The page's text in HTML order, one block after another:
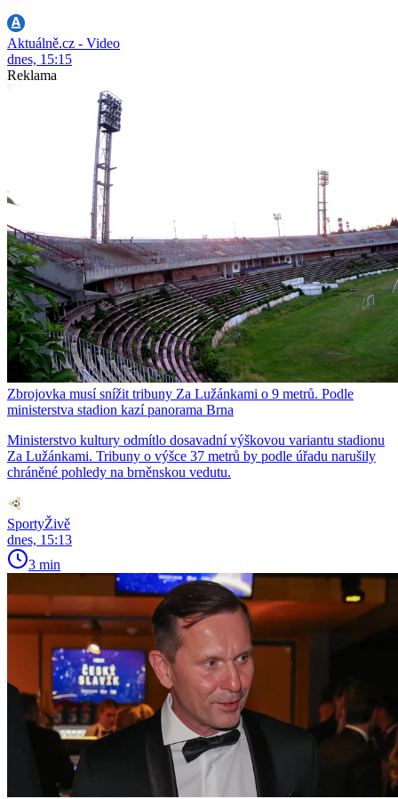
Aktuálně.cz - Video
dnes, 15:15
Reklama
Zbrojovka musí snížit tribuny Za Lužánkami o 9 metrů. Podle
ministerstva stadion kazí panorama Brna
Ministerstvo kultury odmítlo dosavadní výškovou variantu stadionu
Za Lužánkami. Tribuny o výšce 37 metrů by podle úřadu narušily
chráněné pohledy na brněnskou vedutu.
SportyŽivě
dnes, 15:13
3 min